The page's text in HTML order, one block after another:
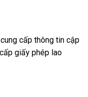
cấp thông tin cập
giấy phép lao